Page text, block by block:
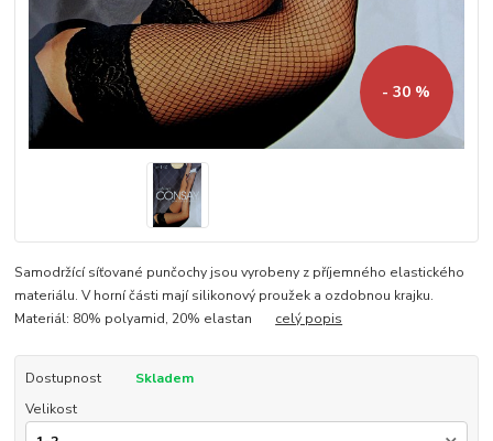
- 30 %
Samodržící síťované punčochy jsou vyrobeny z příjemného elastického
materiálu. V horní části mají silikonový proužek a ozdobnou krajku.
Materiál: 80% polyamid, 20% elastan celý popis
Dostupnost
Skladem
Velikost